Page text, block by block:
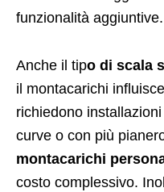
funzionalità aggiuntive.
Anche il tipo di scala s
il montacarichi
richiedono
curve o con più
montacarichi
costo complessivo.